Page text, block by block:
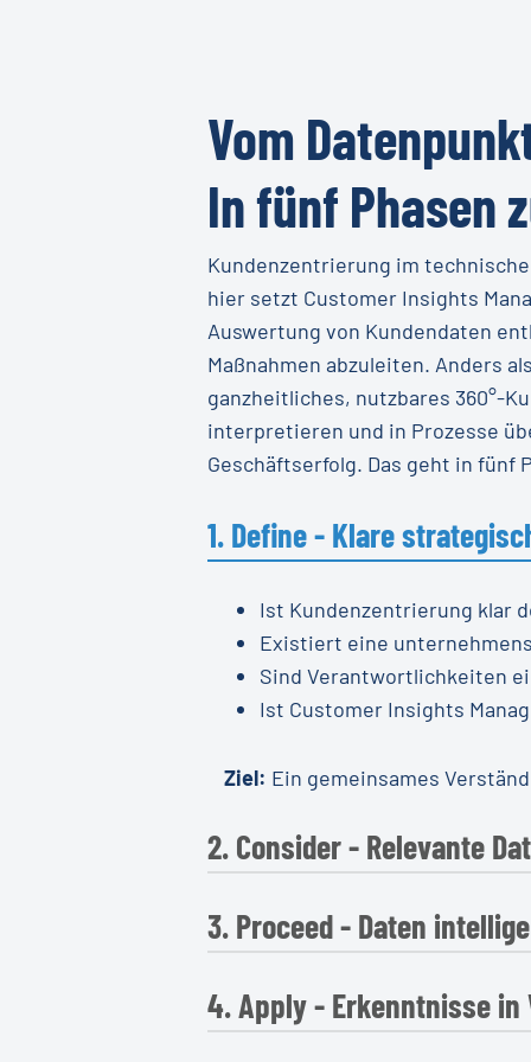
Vom
In fünf Phasen
Kundenzentrierung im
hier setzt Customer Insights
Auswertung von Kundendaten
Maßnahmen abzuleiten. Anders
ganzheitliches, nutzbares 360°-
interpretieren und in Prozesse
Geschäftserfolg. Das geht in fünf
1. Define - Klare
Ist Kundenzentrierung klar
Existiert eine
Sind Verantwortlichkeiten
Ist Customer Insights
Ziel: Ein gemeinsames
2. Consider - Relevante
Welche Datenquellen
Feedback)?
Welche Systeme und Tools
3. Proceed - Daten
Welche Analyseverfahren
Werden Daten aus
4. Apply - Erkenntnisse